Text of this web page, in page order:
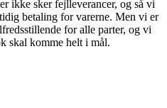
ikke sker fejlleverancer, og så vi
betaling for varerne. Men vi er
for alle parter, og vi
skal komme helt i mål.